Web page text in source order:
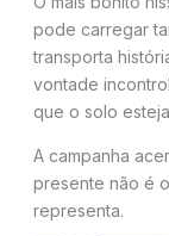
pode carregar
transporta
vontade
que o solo
A campanha
presente não é
representa.